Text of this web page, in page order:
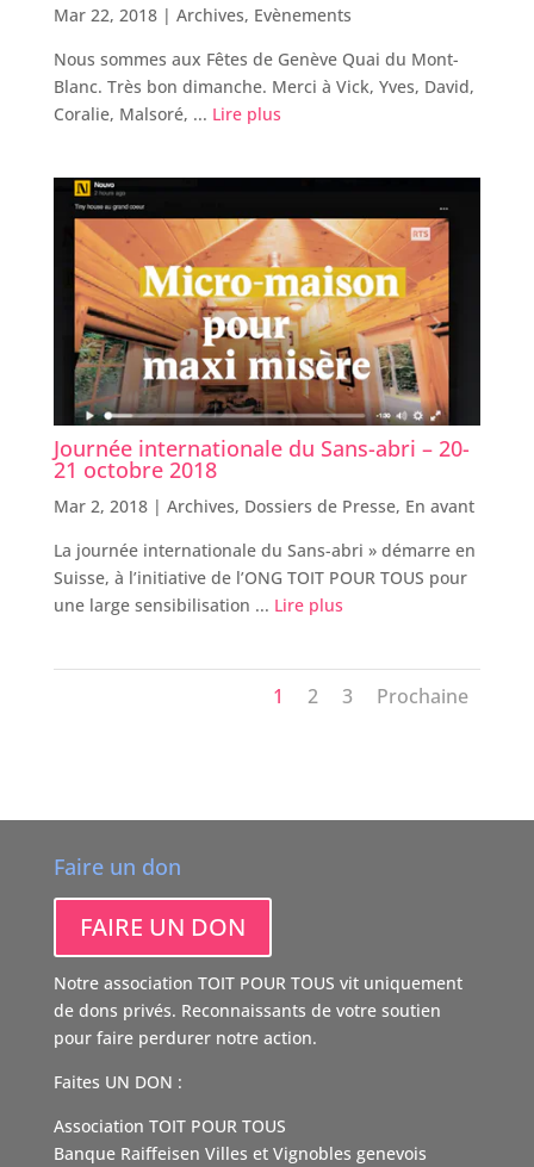
Mar 22, 2018 | Archives, Evènements
Nous sommes aux Fêtes de Genève Quai du Mont-
Blanc. Très bon dimanche. Merci à Vick, Yves, David,
Coralie, Malsoré, ... Lire plus
Journée internationale du Sans-abri – 20-
21 octobre 2018
Mar 2, 2018 | Archives, Dossiers de Presse, En avant
La journée internationale du Sans-abri » démarre en
Suisse, à l’initiative de l’ONG TOIT POUR TOUS pour
une large sensibilisation ... Lire plus
1 2 3 Prochaine
Faire un don
FAIRE UN DON
Notre association TOIT POUR TOUS vit uniquement
de dons privés. Reconnaissants de votre soutien
pour faire perdurer notre action.
Faites UN DON :
Association TOIT POUR TOUS
Banque Raiffeisen Villes et Vignobles genevois